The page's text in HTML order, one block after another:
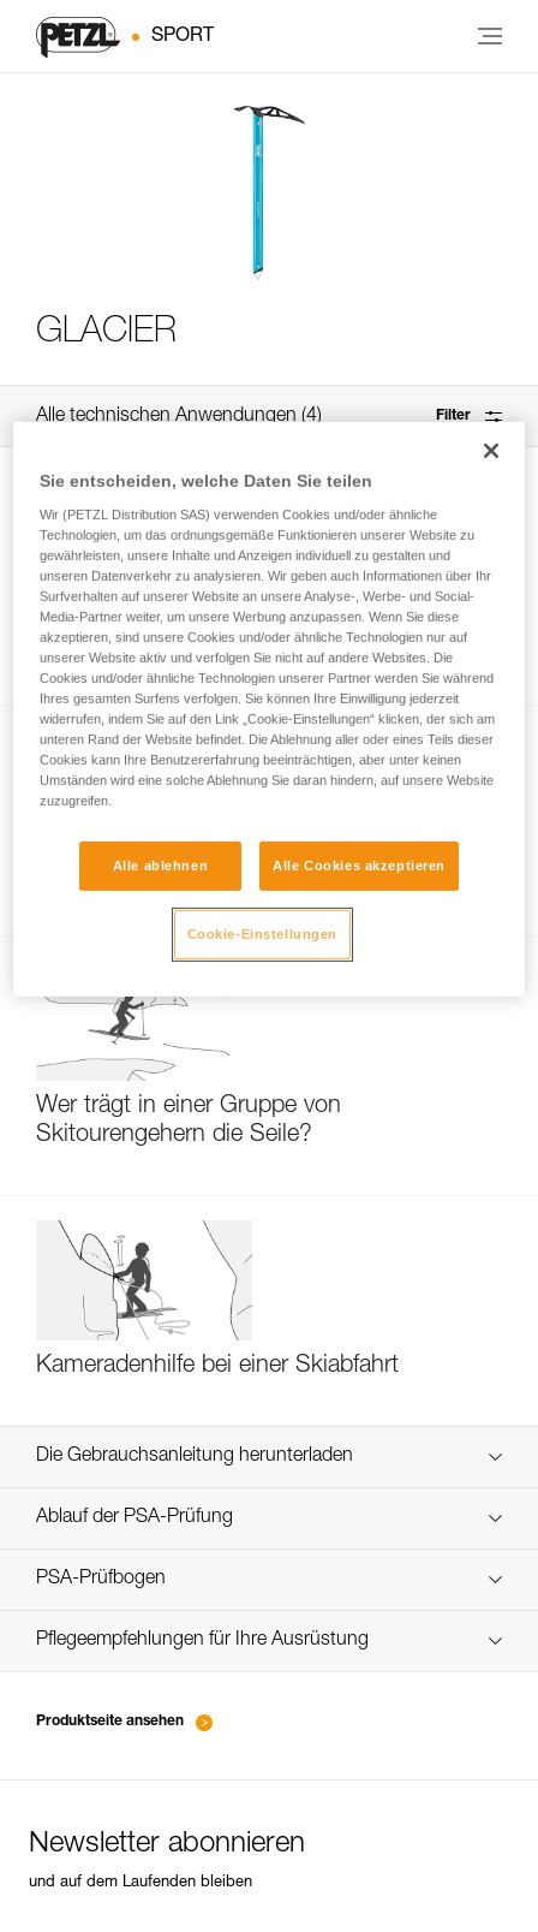
SPORT
GLACIER
Alle technischen Anwendungen 4 Filter
Einrichten einer Abseilstelle bei einer
Skiabfahrt
Wechsel von Ski auf Steigeisen im Steilhang
Wer trägt in einer Gruppe von
Skitourengehern die Seile?
Kameradenhilfe bei einer Skiabfahrt
Die Gebrauchsanleitung herunterladen
Technical Notice
Ablauf der PSA-Prüfung
verif-EPI-piolets-procedure-DE
PSA-Prüfbogen
verif-EPI-piolet-suivi-DE
Pflegeempfehlungen für Ihre Ausrüstung
Produktseite ansehen
Newsletter abonnieren
und auf dem Laufenden bleiben
Sie entscheiden, welche Daten Sie teilen
Wir (PETZL Distribution SAS) verwenden Cookies und/oder ähnliche
Technologien, um das ordnungsgemäße Funktionieren unserer Website zu
gewährleisten, unsere Inhalte und Anzeigen individuell zu gestalten und
unseren Datenverkehr zu analysieren. Wir geben auch Informationen über Ihr
Surfverhalten auf unserer Website an unsere Analyse-, Werbe- und Social-
Media-Partner weiter, um unsere Werbung anzupassen. Wenn Sie diese
akzeptieren, sind unsere Cookies und/oder ähnliche Technologien nur auf
unserer Website aktiv und verfolgen Sie nicht auf andere Websites. Die
Cookies und/oder ähnliche Technologien unserer Partner werden Sie während
Ihres gesamten Surfens verfolgen. Sie können Ihre Einwilligung jederzeit
widerrufen, indem Sie auf den Link „Cookie-Einstellungen“ klicken, der sich am
unteren Rand der Website befindet. Die Ablehnung aller oder eines Teils dieser
Cookies kann Ihre Benutzererfahrung beeinträchtigen, aber unter keinen
Umständen wird eine solche Ablehnung Sie daran hindern, auf unsere Website
zuzugreifen.
Alle ablehnen Alle Cookies akzeptieren
Cookie-Einstellungen